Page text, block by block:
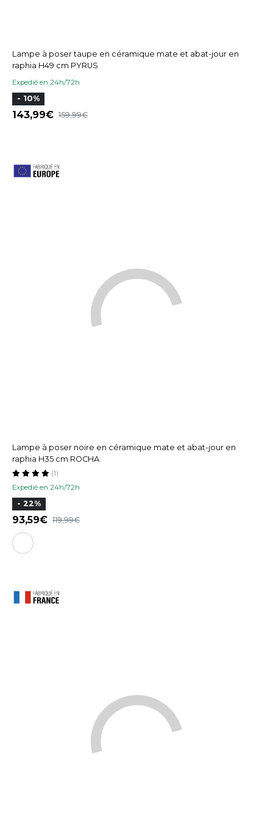
Lampe à poser taupe en céramique mate et abat-jour en
raphia H49 cm PYRUS
Expedié en 24h/72h
- 10%
143,99 159,99
Lampe à poser noire en céramique mate et abat-jour en
raphia H35 cm ROCHA
Expedié en 24h/72h
(1)
- 22%
93,59 119,99